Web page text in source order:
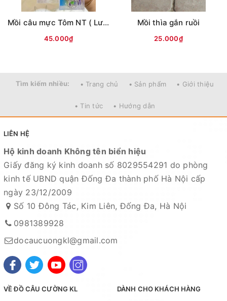
- Facebook Page :
https://vt.tiktok.com/ZSdTFf78F/
Mồi câu mực Tôm NT ( Lưng vằn )
45.000₫
Mồi thìa gắn ruồi
25.000₫
Tìm kiếm nhiều: • Trang chủ • Sản phẩm • Giới thiệu
• Tin tức • Hướng dẫn
LIÊN HỆ
Hộ kinh doanh Không tên biển hiệu
Giấy đăng ký kinh doanh số 8029554291 do phòng
kinh tế UBND quận Đống Đa thành phố Hà Nội cấp
ngày 23/12/2009
Số 10 Đông Tác, Kim Liên, Đống Đa, Hà Nội
0981389928
docaucuongkl@gmail.com
VỀ ĐỒ CÂU CƯỜNG KL DÀNH CHO KHÁCH HÀNG